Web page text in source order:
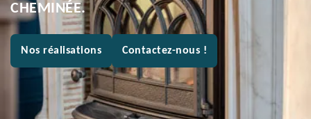
CHEMINÉE.
Nos réalisations Contactez-nous !